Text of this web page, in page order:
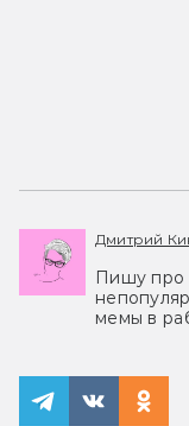
Дмитрий
Пишу про
мемы в